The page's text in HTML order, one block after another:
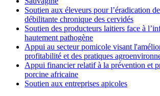
Soutien aux éleveurs pour l’éradication
débilitante chronique des cervidés
Soutien des producteurs laitiers face à
hautement pathogène
Appui au secteur pomicole visant
profitabilité et des pratiques
Appui financier relatif à la prévention et
porcine africaine
Soutien aux entreprises apicoles